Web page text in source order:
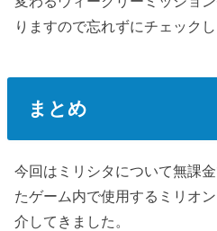
りますので忘れずにチェックし
まとめ
今回はミリシタについて無課
たゲーム内で使用するミリオ
介してきました。